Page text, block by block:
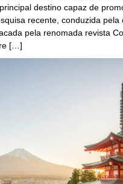
destino capaz de
recente, conduzida
pela renomada revista
[…]